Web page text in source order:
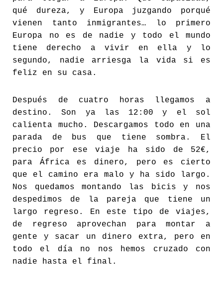
qué dureza, y Europa juzgando porqué
vienen tanto inmigrantes… lo primero
Europa no es de nadie y todo el mundo
tiene derecho a vivir en ella y lo
segundo, nadie arriesga la vida si es
feliz en su casa.
Después de cuatro horas llegamos a
destino. Son ya las 12:00 y el sol
calienta mucho. Descargamos todo en una
parada de bus que tiene sombra. El
precio por ese viaje ha sido de 52€,
para África es dinero, pero es cierto
que el camino era malo y ha sido largo.
Nos quedamos montando las bicis y nos
despedimos de la pareja que tiene un
largo regreso. En este tipo de viajes,
de regreso aprovechan para montar a
gente y sacar un dinero extra, pero en
todo el día no nos hemos cruzado con
nadie hasta el final.